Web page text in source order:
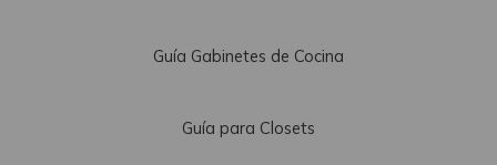
Guía Gabinetes de Cocina
Guía para Closets